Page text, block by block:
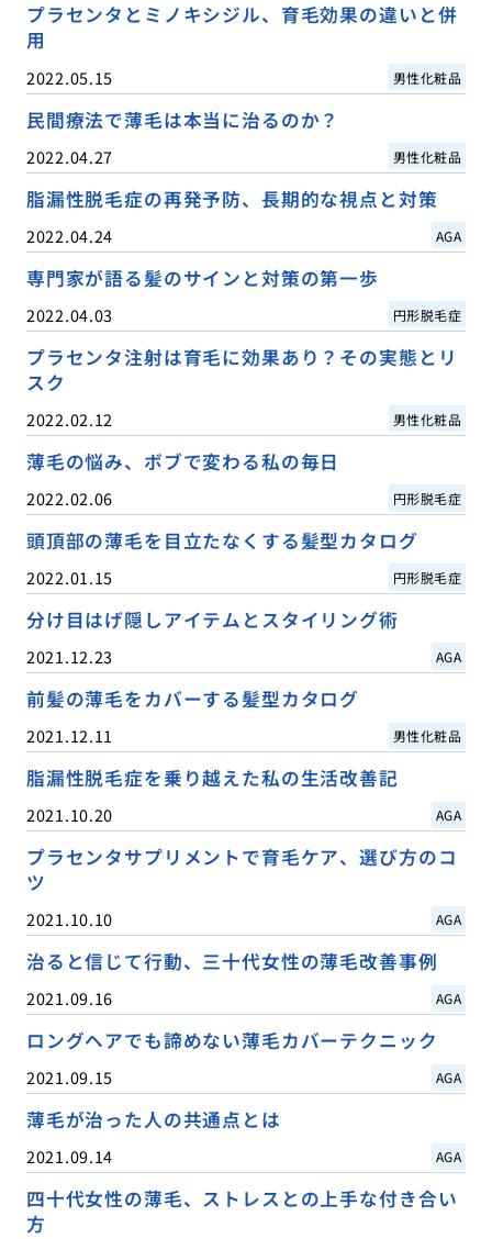
プラセンタとミノキシジル、育毛効果の違いと併
用
2022.05.15 男性化粧品
民間療法で薄毛は本当に治るのか？
2022.04.27 男性化粧品
脂漏性脱毛症の再発予防、長期的な視点と対策
2022.04.24 AGA
専門家が語る髪のサインと対策の第一歩
2022.04.03 円形脱毛症
プラセンタ注射は育毛に効果あり？その実態とリ
スク
2022.02.12 男性化粧品
薄毛の悩み、ボブで変わる私の毎日
2022.02.06 円形脱毛症
頭頂部の薄毛を目立たなくする髪型カタログ
2022.01.15 円形脱毛症
分け目はげ隠しアイテムとスタイリング術
2021.12.23 AGA
前髪の薄毛をカバーする髪型カタログ
2021.12.11 男性化粧品
脂漏性脱毛症を乗り越えた私の生活改善記
2021.10.20 AGA
プラセンタサプリメントで育毛ケア、選び方のコ
ツ
2021.10.10 AGA
治ると信じて行動、三十代女性の薄毛改善事例
2021.09.16 AGA
ロングヘアでも諦めない薄毛カバーテクニック
2021.09.15 AGA
薄毛が治った人の共通点とは
2021.09.14 AGA
四十代女性の薄毛、ストレスとの上手な付き合い
方